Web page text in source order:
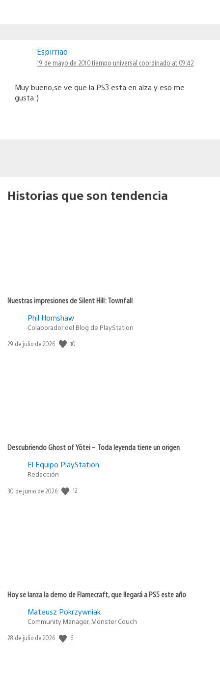
Espirriao
19 de mayo de 2010 tiempo universal coordinado at 09:42
Muy bueno,se ve que la PS3 esta en alza y eso me
gusta:)
Historias que son tendencia
Nuestras impresiones de Silent Hill: Townfall
Phil Hornshaw
Colaborador del Blog de PlayStation
Fecha
29 de julio de 2026 10
Descubriendo Ghost of Yōtei – Toda leyenda tiene un origen
El Equipo PlayStation
Redacción
Fecha
30 de junio de 2026 12
Hoy se lanza la demo de Flamecraft, que llegará a PS5 este año
Mateusz Pokrzywniak
Community Manager, Monster Couch
Fecha
28 de julio de 2026 6